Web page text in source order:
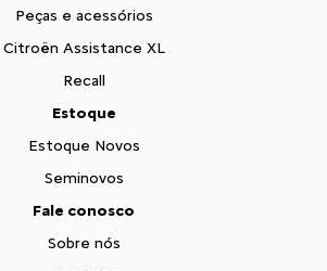
Peças e acessórios
Citroën Assistance XL
Recall
Estoque
Estoque Novos
Seminovos
Fale conosco
Sobre nós